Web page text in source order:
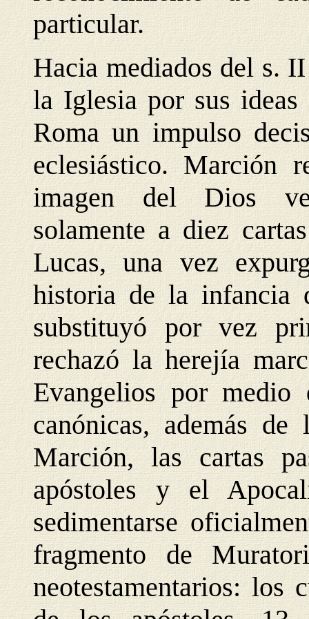
particular.
Hacia mediados del s.
la Iglesia por sus
Roma un impulso
eclesiástico. Marción
imagen del Dios
solamente a diez
Lucas, una vez
historia de la infancia
substituyó por vez
rechazó la herejía
Evangelios por
canónicas, además
Marción, las cartas
apóstoles y el
sedimentarse
fragmento de
neotestamentarios: los